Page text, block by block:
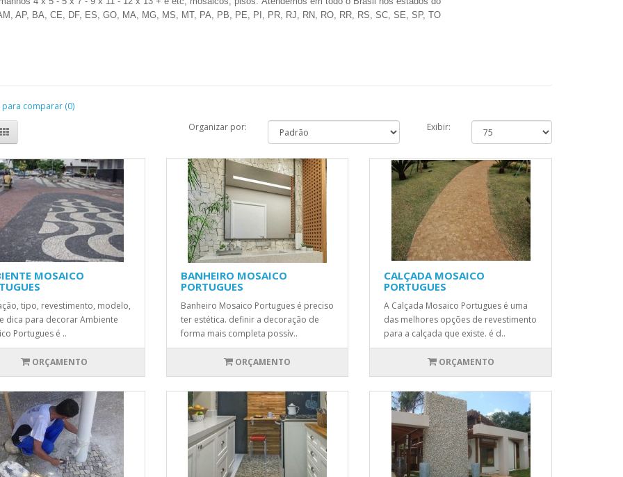
AP, BA, CE, DF, ES, GO, MA, MG, MS, MT, PA, PB, PE, PI, PR, RJ, RN, RO, RR, RS, SC, SE, SP, TO
comparar (0)
Organizar por:
Exibir:
MOSAICO
tipo, revestimento, modelo,
dica para decorar Ambiente
Portugues é ..
ORÇAMENTO
BANHEIRO MOSAICO
PORTUGUES
Banheiro Mosaico Portugues é preciso
ter estética. definir a decoração de
forma mais completa possív..
ORÇAMENTO
CALÇADA MOSAICO
PORTUGUES
A Calçada Mosaico Portugues é uma
das melhores opções de revestimento
para a calçada que existe. é d..
ORÇAMENTO